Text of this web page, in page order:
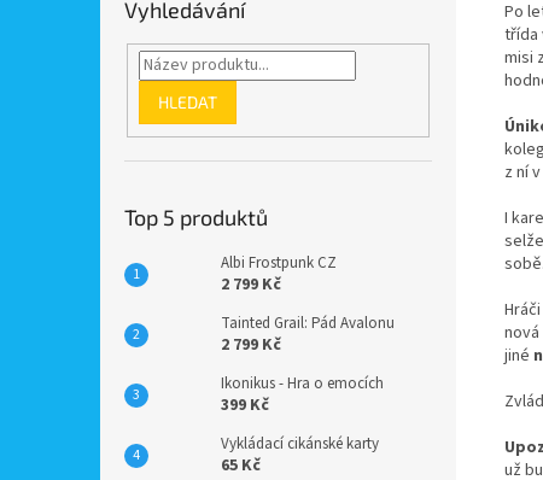
Vyhledávání
HLEDAT
Top 5 produktů
Albi Frostpunk CZ
2 799 Kč
Tainted Grail: Pád Avalonu
2 799 Kč
Ikonikus - Hra o emocích
399 Kč
Vykládací cikánské karty
65 Kč
Po
třída
misi
z ní
I
sobě.
nová
jiné
už